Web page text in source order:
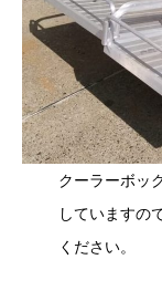
クーラーボッ
していますの
ください。